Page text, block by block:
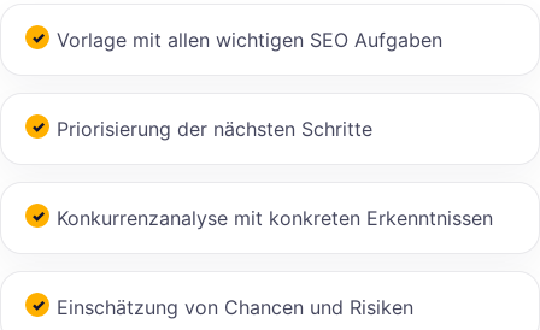
Vorlage mit allen wichtigen SEO Aufgaben
Priorisierung der nächsten Schritte
Konkurrenzanalyse mit konkreten Erkenntnissen
Einschätzung von Chancen und Risiken